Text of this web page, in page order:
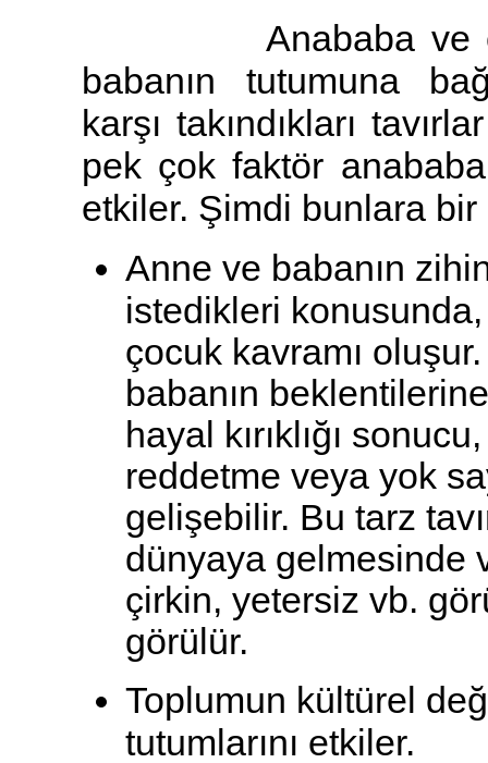
Anababa ve
babanın tutumuna
karşı takındıkları
pek çok faktör
etkiler. Şimdi bunlara bir
Anne ve babanın
istedikleri
çocuk kavramı
babanın
hayal kırıklığı
reddetme veya yok
gelişebilir. Bu tarz
dünyaya gelmesinde
çirkin, yetersiz vb.
görülür.
Toplumun kültürel
tutumlarını etkiler.